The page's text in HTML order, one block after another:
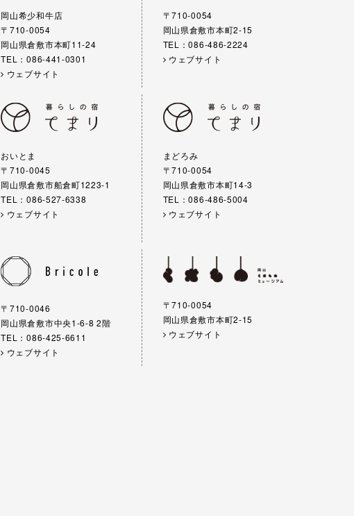
岡山希少和牛店
〒710-0054
岡山県倉敷市本町11-24
TEL：086-441-0301
ウェブサイト
〒710-0054
岡山県倉敷市本町2-15
TEL：086-486-2224
ウェブサイト
おいとま
〒710-0045
岡山県倉敷市船倉町1223-1
TEL：086-527-6338
ウェブサイト
まどろみ
〒710-0054
岡山県倉敷市本町14-3
TEL：086-486-5004
ウェブサイト
〒710-0046
岡山県倉敷市中央1-6-8 2階
TEL：086-425-6611
ウェブサイト
〒710-0054
岡山県倉敷市本町2-15
ウェブサイト